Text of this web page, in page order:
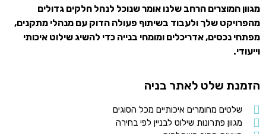
מגוון המוצרים הרחב שלנו אומר שנוכל לנהל חלקים גדולים
מהפרויקט שלך ולעבוד בשיתוף פעולה הדוק עם מנהלי מתקנים,
מפתחי נכסים, אדריכלים ומומחי בנייה כדי להשיג שילוט איכותי
וייעודי.
הזמנת שלט לאתר בניה
שלטים מחומרים איכותיים מכל הסוגים
מגוון פתרונות שילוט לבניין לפי בחירה